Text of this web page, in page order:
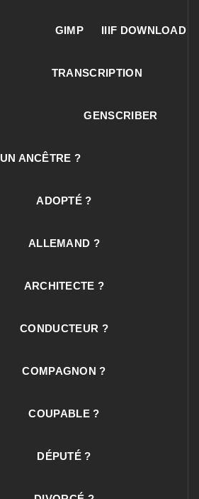
GIMP IIIF DOWNLOAD
TRANSCRIPTION
GENSCRIBER
UN ANCÊTRE ?
ADOPTÉ ?
ALLEMAND ?
ARCHITECTE ?
CONDUCTEUR ?
COMPAGNON ?
COUPABLE ?
DÉPUTÉ ?